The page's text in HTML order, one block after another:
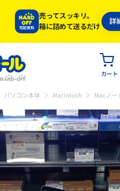
売ってスッキリ。
箱に詰めて送るだけ
詳
カート
パソコン本体 Macintosh Macノー